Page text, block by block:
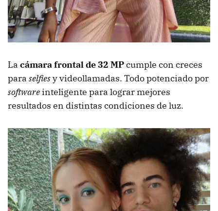
La cámara frontal de 32 MPcumple con creces
para selfiesy videollamadas. Todo potenciado por
software inteligente para lograr mejores
resultados en distintas condiciones de luz.